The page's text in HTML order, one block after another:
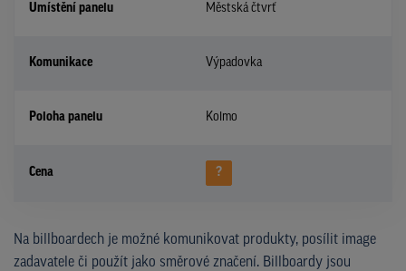
Umístění panelu Městská čtvrť
Komunikace Výpadovka
Poloha panelu Kolmo
Cena ?
Na billboardech je možné komunikovat produkty, posílit image
zadavatele či použít jako směrové značení. Billboardy jsou